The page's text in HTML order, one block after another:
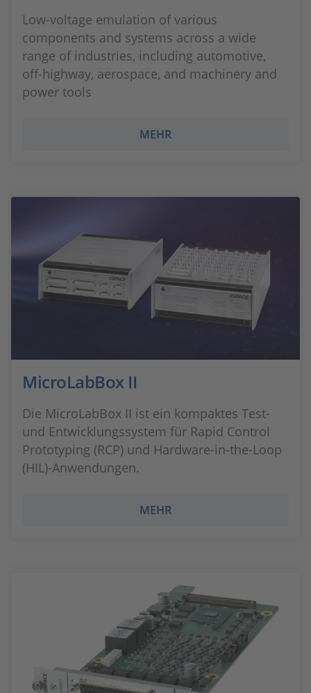
Low-voltage emulation of various
components and systems across a wide
range of industries, including automotive,
off-highway, aerospace, and machinery and
power tools
MEHR
MicroLabBox II
Die MicroLabBox II ist ein kompaktes Test-
und Entwicklungssystem für Rapid Control
Prototyping (RCP) und Hardware-in-the-Loop
(HIL)-Anwendungen.
MEHR